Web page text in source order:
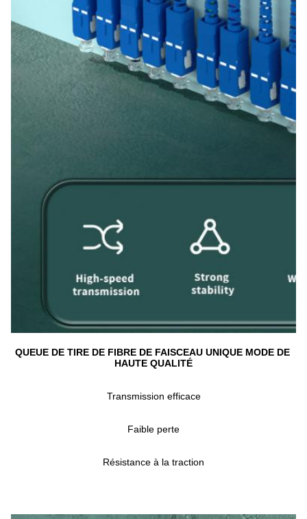
QUEUE DE TIRE DE FIBRE DE FAISCEAU UNIQUE MODE DE
HAUTE QUALITÉ
Transmission efficace
Faible perte
Résistance à la traction